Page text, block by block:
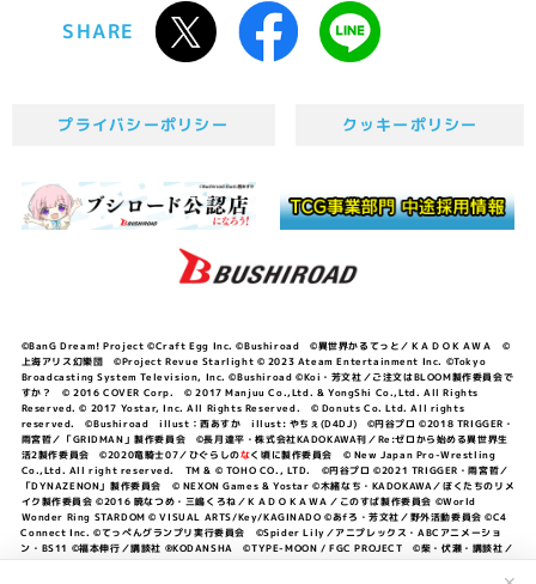
SHARE
プライバシーポリシー クッキーポリシー
©BanG Dream! Project ©Craft Egg Inc. ©Bushiroad ©異世界かるてっと／ＫＡＤＯＫＡＷＡ ©
上海アリス幻樂団 ©Project Revue Starlight © 2023 Ateam Entertainment Inc. ©Tokyo
Broadcasting System Television, Inc. ©Bushiroad ©Koi・芳文社／ご注文はBLOOM製作委員会で
すか？ © 2016 COVER Corp. © 2017 Manjuu Co.,Ltd. & YongShi Co.,Ltd. All Rights
Reserved. © 2017 Yostar, Inc. All Rights Reserved. © Donuts Co. Ltd. All rights
reserved. ©Bushiroad illust：西あすか illust: やちぇ(D4DJ) ©円谷プロ ©2018 TRIGGER・
雨宮哲／「GRIDMAN」製作委員会 ©長月達平・株式会社KADOKAWA刊／Re:ゼロから始める異世界生
活2製作委員会 ©2020竜騎士07／ひぐらしのなく頃に製作委員会 © New Japan Pro-Wrestling
Co.,Ltd. All right reserved. TM & © TOHO CO., LTD. ©円谷プロ ©2021 TRIGGER・雨宮哲／
「DYNAZENON」製作委員会 © NEXON Games & Yostar ©木緒なち・KADOKAWA／ぼくたちのリメ
イク製作委員会 ©2016 暁なつめ・三嶋くろね／ＫＡＤＯＫＡＷＡ／このすば製作委員会 ©World
Wonder Ring STARDOM © VISUAL ARTS/Key/KAGINADO ©あfろ・芳文社／野外活動委員会 ©C4
Connect Inc. ©てっぺんグランプリ実行委員会 ©Spider Lily／アニプレックス・ABCアニメーショ
ン・BS11 ©福本伸行／講談社 ®KODANSHA ©TYPE-MOON / FGC PROJECT ©柴・伏瀬・講談社／